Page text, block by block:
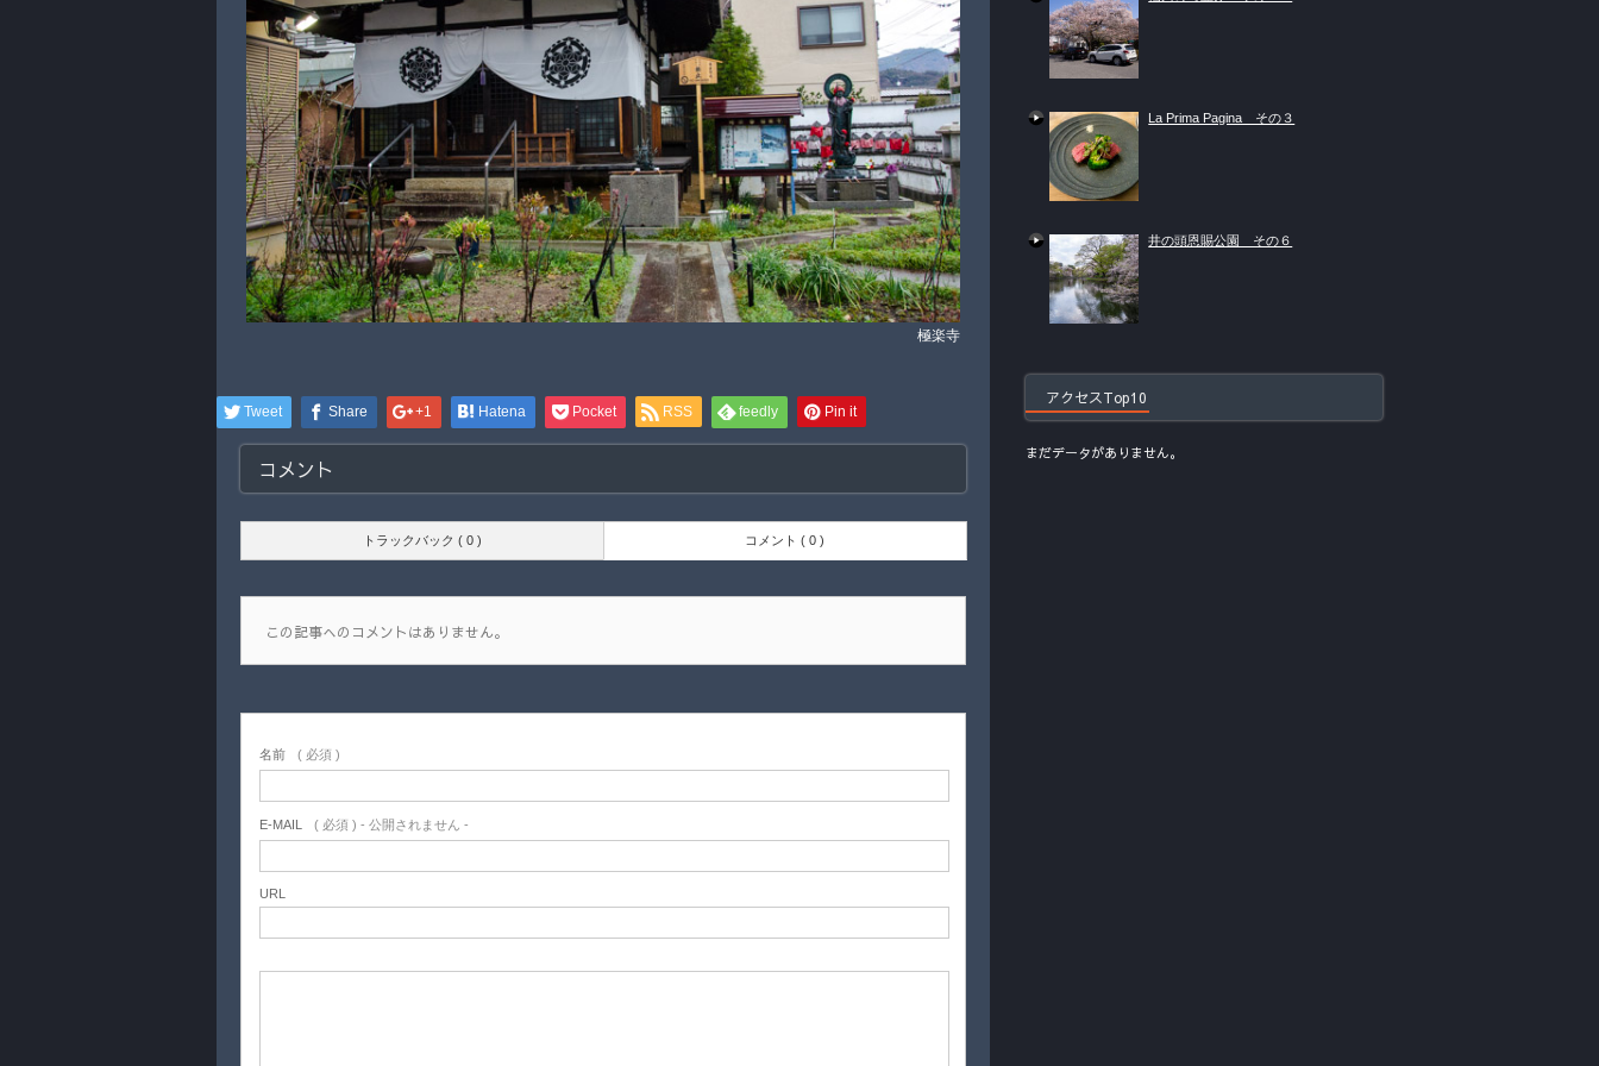
極楽寺
Tweet Share +1 Hatena Pocket RSS feedly Pin it
コメント
トラックバック ( 0 ) コメント ( 0 )
この記事へのコメントはありません。
名前 ( 必須 )
E-MAIL ( 必須 ) - 公開されません -
URL
La Prima Pagina その３
井の頭恩賜公園 その６
アクセスTop10
まだデータがありません。